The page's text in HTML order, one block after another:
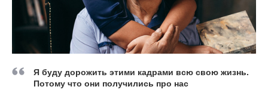
Я буду дорожить этими кадрами всю свою жизнь.
Потому что они получились про нас